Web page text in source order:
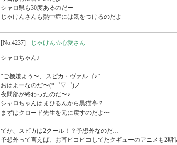
シャロ県も30度あるのだー
じゃけんさんも熱中症には気をつけるのだよ
[No.4237] じゃけん☆心愛さん
シャロちゃん♪
“ご機嫌よう〜、スピカ・ヴァルゴ♪”
おはよーなのだ〜(*゜▽゜)ノ
夜間部が終わったのだ〜♪
シャロちゃんはまひるんから黒猫亭？
まずはクロード先生を元に戻すのだよ〜
てか、スピカは2クール！？予想外なのだ…
予想外って言えば、お耳ピコピコしてたクギューのアニメも2期